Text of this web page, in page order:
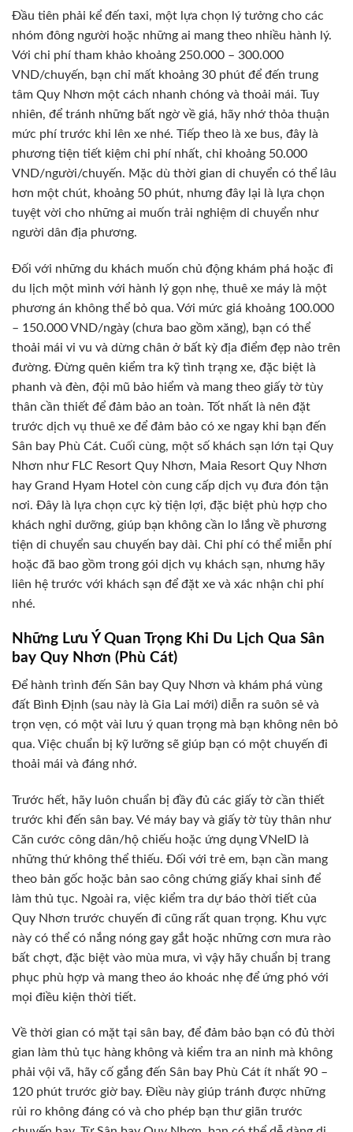
Đầu tiên phải kể đến taxi, một lựa chọn lý tưởng cho các
nhóm đông người hoặc những ai mang theo nhiều hành lý.
Với chi phí tham khảo khoảng 250.000 – 300.000
VND/chuyến, bạn chỉ mất khoảng 30 phút để đến trung
tâm Quy Nhơn một cách nhanh chóng và thoải mái. Tuy
nhiên, để tránh những bất ngờ về giá, hãy nhớ thỏa thuận
mức phí trước khi lên xe nhé. Tiếp theo là xe bus, đây là
phương tiện tiết kiệm chi phí nhất, chỉ khoảng 50.000
VND/người/chuyến. Mặc dù thời gian di chuyển có thể lâu
hơn một chút, khoảng 50 phút, nhưng đây lại là lựa chọn
tuyệt vời cho những ai muốn trải nghiệm di chuyển như
người dân địa phương.
Đối với những du khách muốn chủ động khám phá hoặc đi
du lịch một mình với hành lý gọn nhẹ, thuê xe máy là một
phương án không thể bỏ qua. Với mức giá khoảng 100.000
– 150.000 VND/ngày (chưa bao gồm xăng), bạn có thể
thoải mái vi vu và dừng chân ở bất kỳ địa điểm đẹp nào trên
đường. Đừng quên kiểm tra kỹ tình trạng xe, đặc biệt là
phanh và đèn, đội mũ bảo hiểm và mang theo giấy tờ tùy
thân cần thiết để đảm bảo an toàn. Tốt nhất là nên đặt
trước dịch vụ thuê xe để đảm bảo có xe ngay khi bạn đến
Sân bay Phù Cát. Cuối cùng, một số khách sạn lớn tại Quy
Nhơn như FLC Resort Quy Nhơn, Maia Resort Quy Nhơn
hay Grand Hyam Hotel còn cung cấp dịch vụ đưa đón tận
nơi. Đây là lựa chọn cực kỳ tiện lợi, đặc biệt phù hợp cho
khách nghỉ dưỡng, giúp bạn không cần lo lắng về phương
tiện di chuyển sau chuyến bay dài. Chi phí có thể miễn phí
hoặc đã bao gồm trong gói dịch vụ khách sạn, nhưng hãy
liên hệ trước với khách sạn để đặt xe và xác nhận chi phí
nhé.
Những Lưu Ý Quan Trọng Khi Du Lịch Qua Sân
bay Quy Nhơn (Phù Cát)
Để hành trình đến Sân bay Quy Nhơn và khám phá vùng
đất Bình Định (sau này là Gia Lai mới) diễn ra suôn sẻ và
trọn vẹn, có một vài lưu ý quan trọng mà bạn không nên bỏ
qua. Việc chuẩn bị kỹ lưỡng sẽ giúp bạn có một chuyến đi
thoải mái và đáng nhớ.
Trước hết, hãy luôn chuẩn bị đầy đủ các giấy tờ cần thiết
trước khi đến sân bay. Vé máy bay và giấy tờ tùy thân như
Căn cước công dân/hộ chiếu hoặc ứng dụng VNeID là
những thứ không thể thiếu. Đối với trẻ em, bạn cần mang
theo bản gốc hoặc bản sao công chứng giấy khai sinh để
làm thủ tục. Ngoài ra, việc kiểm tra dự báo thời tiết của
Quy Nhơn trước chuyến đi cũng rất quan trọng. Khu vực
này có thể có nắng nóng gay gắt hoặc những cơn mưa rào
bất chợt, đặc biệt vào mùa mưa, vì vậy hãy chuẩn bị trang
phục phù hợp và mang theo áo khoác nhẹ để ứng phó với
mọi điều kiện thời tiết.
Về thời gian có mặt tại sân bay, để đảm bảo bạn có đủ thời
gian làm thủ tục hàng không và kiểm tra an ninh mà không
phải vội vã, hãy cố gắng đến Sân bay Phù Cát ít nhất 90 –
120 phút trước giờ bay. Điều này giúp tránh được những
rủi ro không đáng có và cho phép bạn thư giãn trước